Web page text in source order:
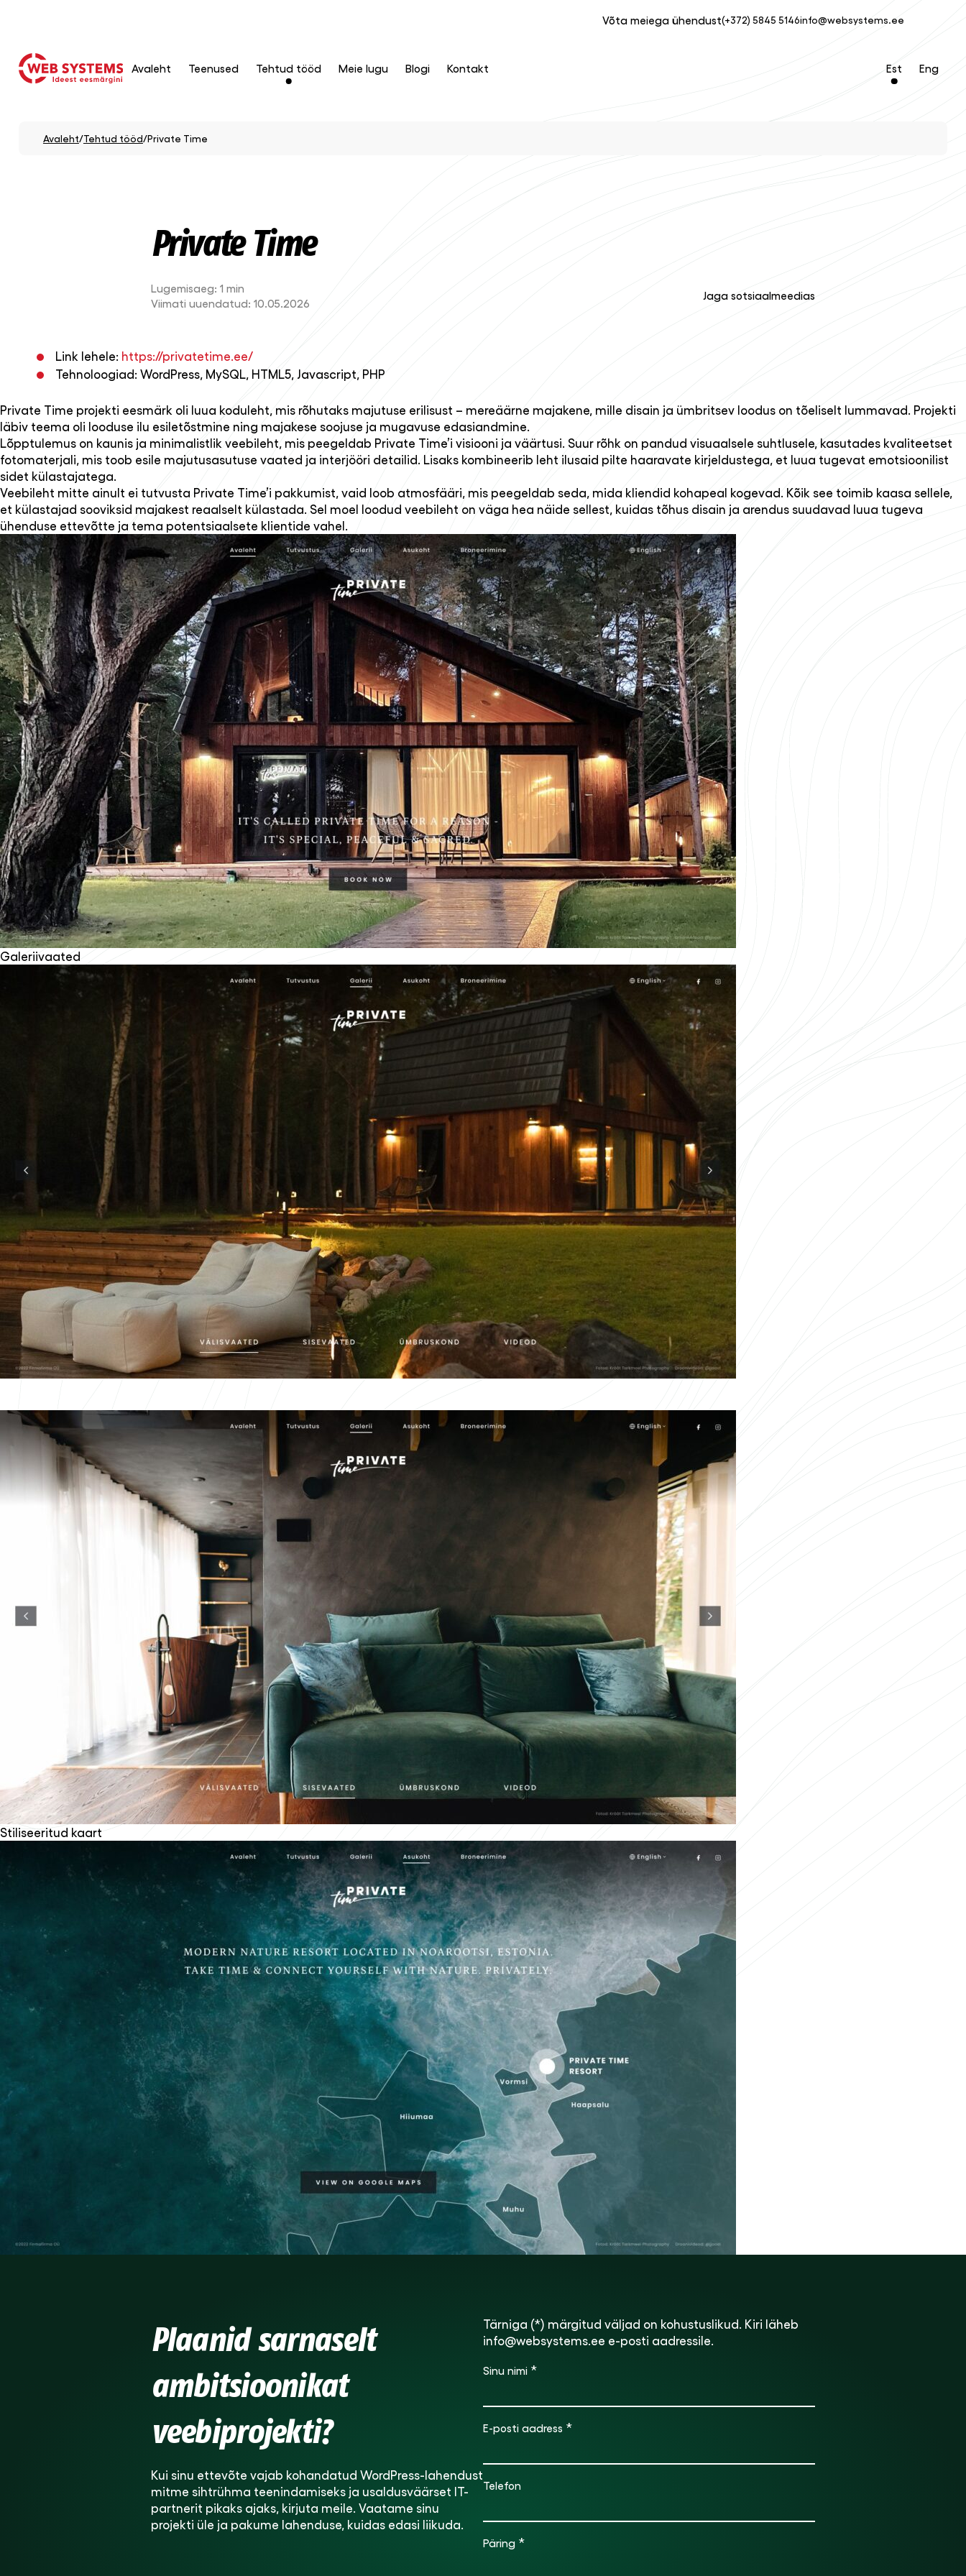
Võta meiega ühendust(+372) 5845 5146info@websystems.ee
Avaleht Teenused Tehtud tööd Meie lugu Blogi Kontakt Eng
Est
Avaleht/Tehtud tööd/Private Time
Private Time
Lugemisaeg: 1 min
Viimati uuendatud: 10.05.2026
Jaga sotsiaalmeedias
Link lehele: https://privatetime.ee/
Tehnoloogiad: WordPress, MySQL, HTML5, Javascript, PHP
Private Time projekti eesmärk oli luua koduleht, mis rõhutaks majutuse erilisust – mereäärne majakene, mille disain ja ümbritsev loodus on tõeliselt lummavad. Projekti
läbiv teema oli looduse ilu esiletõstmine ning majakese soojuse ja mugavuse edasiandmine.
Lõpptulemus on kaunis ja minimalistlik veebileht, mis peegeldab Private Time’i visiooni ja väärtusi. Suur rõhk on pandud visuaalsele suhtlusele, kasutades kvaliteetset
fotomaterjali, mis toob esile majutusasutuse vaated ja interjööri detailid. Lisaks kombineerib leht ilusaid pilte haaravate kirjeldustega, et luua tugevat emotsioonilist
sidet külastajatega.
Veebileht mitte ainult ei tutvusta Private Time’i pakkumist, vaid loob atmosfääri, mis peegeldab seda, mida kliendid kohapeal kogevad. Kõik see toimib kaasa sellele,
et külastajad sooviksid majakest reaalselt külastada. Sel moel loodud veebileht on väga hea näide sellest, kuidas tõhus disain ja arendus suudavad luua tugeva
ühenduse ettevõtte ja tema potentsiaalsete klientide vahel.
Galeriivaated
Stiliseeritud kaart
Plaanid sarnaselt
ambitsioonikat
veebiprojekti?
Kui sinu ettevõte vajab kohandatud WordPress-lahendust
mitme sihtrühma teenindamiseks ja usaldusväärset IT-
partnerit pikaks ajaks, kirjuta meile. Vaatame sinu
projekti üle ja pakume lahenduse, kuidas edasi liikuda.
Tärniga (*) märgitud väljad on kohustuslikud. Kiri läheb
info@websystems.ee e-posti aadressile.
Sinu nimi *
E-posti aadress *
Telefon
Päring *